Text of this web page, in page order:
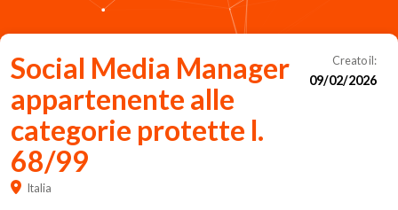
Social Media Manager
appartenente alle
categorie protette l.
68/99
Italia
Creato il:
09/02/2026